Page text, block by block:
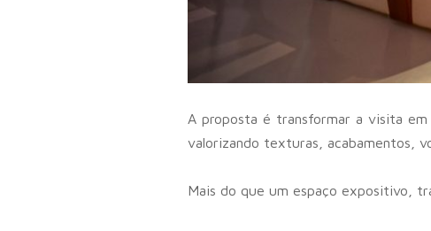
A proposta é transformar a visita
valorizando texturas, acabamentos,
Mais do que um espaço expositivo,